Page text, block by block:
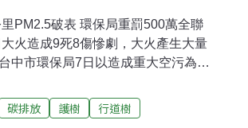
PM2.5破表 環保局重罰500萬全聯
火造成9死8傷慘劇，大火產生大量
中市環保局7日以造成重大空污為
克/立方公尺，且大量粒狀污染物
化多個鄉鎮地區，擴散至火災現場
碳排放 護樹
行道樹